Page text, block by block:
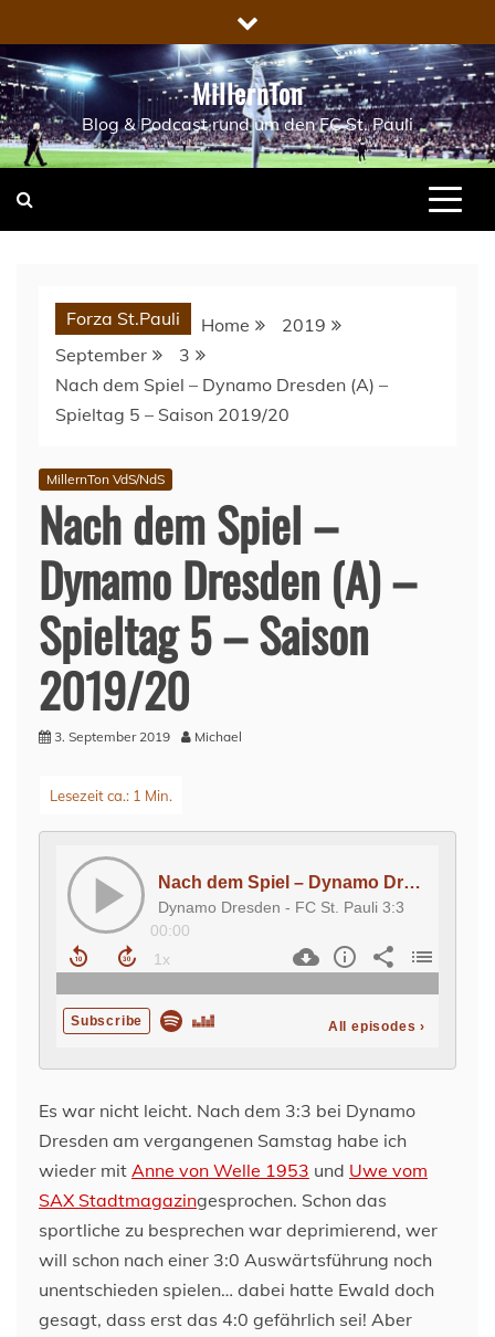
to
content
MillernTon
Blog & Podcast rund um den FC St. Pauli
Forza St.Pauli Home
2019
September
3
Nach dem Spiel – Dynamo Dresden (A) –
Spieltag 5 – Saison 2019/20
MillernTon VdS/NdS
Nach dem Spiel –
Dynamo Dresden (A) –
Spieltag 5 – Saison
2019/20
3. September 2019 Michael
Es war nicht leicht. Nach dem 3:3 bei Dynamo
Dresden am vergangenen Samstag habe ich
wieder mit Anne von Welle 1953 und Uwe vom
SAX Stadtmagazingesprochen. Schon das
sportliche zu besprechen war deprimierend, wer
will schon nach einer 3:0 Auswärtsführung noch
unentschieden spielen… dabei hatte Ewald doch
gesagt, dass erst das 4:0 gefährlich sei! Aber